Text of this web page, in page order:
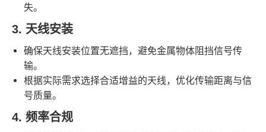
失。
3. 天线安装
确保天线安装位置无遮挡，避免金属物体阻挡信号传
输。
根据实际需求选择合适增益的天线，优化传输距离与信
号质量。
4. 频率合规